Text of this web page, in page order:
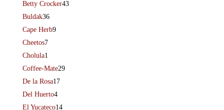
Betty Crocker43
Buldak36
Cape Herb9
Cheetos7
Cholula1
Coffee-Mate29
De la Rosa17
Del Huerto4
El Yucateco14